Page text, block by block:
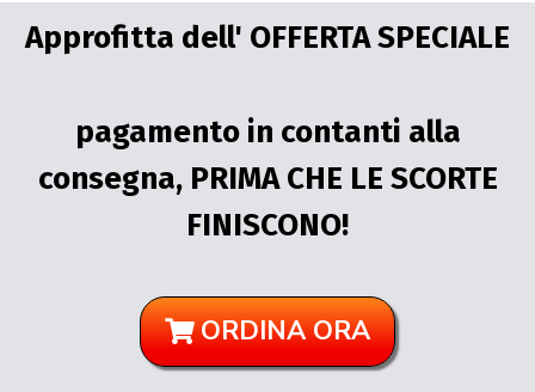
Approfitta dell' OFFERTA SPECIALE
pagamento in contanti alla
consegna, PRIMA CHE LE SCORTE
FINISCONO!
ORDINA ORA